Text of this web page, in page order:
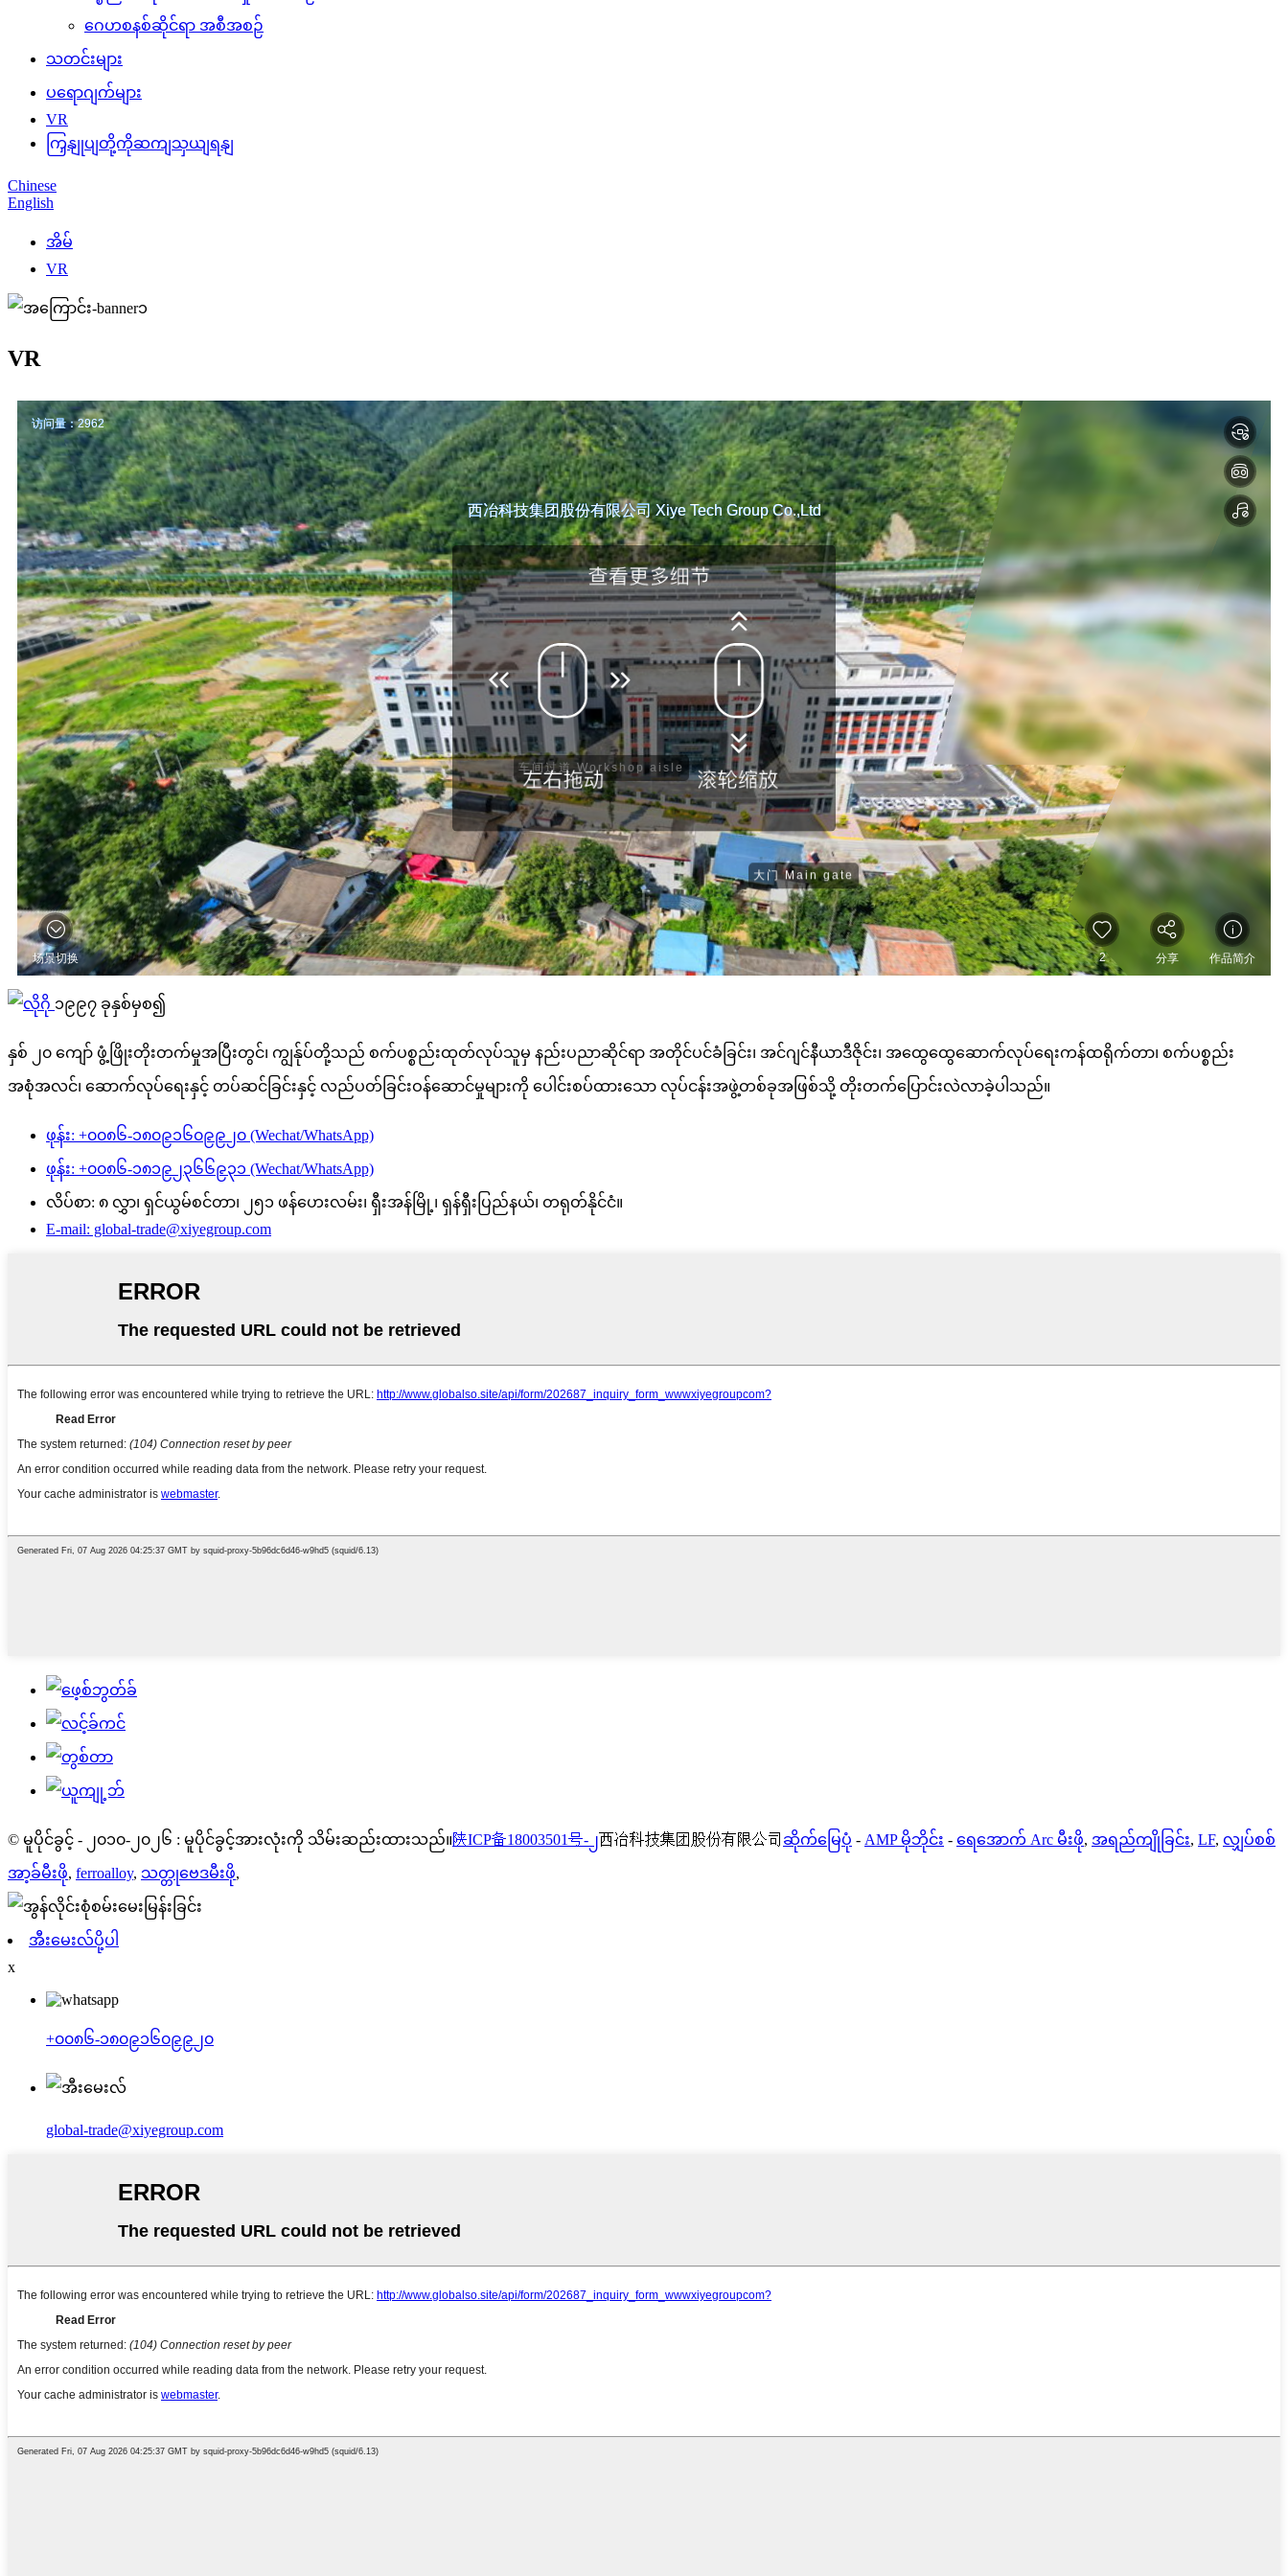
ဂေဟစနစ်ဆိုင်ရာ အစီအစဉ်
သတင်းများ
ပရောဂျက်များ
VR
ကြှနျုပျတို့ကိုဆကျသှယျရနျ
Chinese
English
အိမ်
VR
VR
၁၉၉၇ ခုနှစ်မှစ၍
နှစ် ၂၀ ကျော် ဖွံ့ဖြိုးတိုးတက်မှုအပြီးတွင်၊ ကျွန်ုပ်တို့သည် စက်ပစ္စည်းထုတ်လုပ်သူမှ နည်းပညာဆိုင်ရာ အတိုင်ပင်ခံခြင်း၊ အင်ဂျင်နီယာဒီဇိုင်း၊ အထွေထွေဆောက်လုပ်ရေးကန်ထရိုက်တာ၊ စက်ပစ္စည်း
အစုံအလင်၊ ဆောက်လုပ်ရေးနှင့် တပ်ဆင်ခြင်းနှင့် လည်ပတ်ခြင်းဝန်ဆောင်မှုများကို ပေါင်းစပ်ထားသော လုပ်ငန်းအဖွဲ့တစ်ခုအဖြစ်သို့ တိုးတက်ပြောင်းလဲလာခဲ့ပါသည်။
ဖုန်း: +၀၀၈၆-၁၈၀၉၁၆၀၉၉၂၀ (Wechat/WhatsApp)
ဖုန်း: +၀၀၈၆-၁၈၁၉၂၃၆၆၉၃၁ (Wechat/WhatsApp)
လိပ်စာ: ၈ လွှာ၊ ရှင်ယွမ်စင်တာ၊ ၂၅၁ ဖန်ဟေးလမ်း၊ ရှီးအန်မြို့၊ ရှန်ရှီးပြည်နယ်၊ တရုတ်နိုင်ငံ။
E-mail: global-trade@xiyegroup.com
© မူပိုင်ခွင့် - ၂၀၁၀-၂၀၂၆ : မူပိုင်ခွင့်အားလုံးကို သိမ်းဆည်းထားသည်။陕ICP备18003501号-၂西冶科技集团股份有限公司 ဆိုက်မြေပုံ - AMP မိုဘိုင်း - ရေအောက် Arc မီးဖို, အရည်ကျိုခြင်း, LF, လျှပ်စစ်
အာ့ခ်မီးဖို, ferroalloy, သတ္တုဗေဒမီးဖို,
အီးမေးလ်ပို့ပါ
x
+၀၀၈၆-၁၈၀၉၁၆၀၉၉၂၀
global-trade@xiyegroup.com